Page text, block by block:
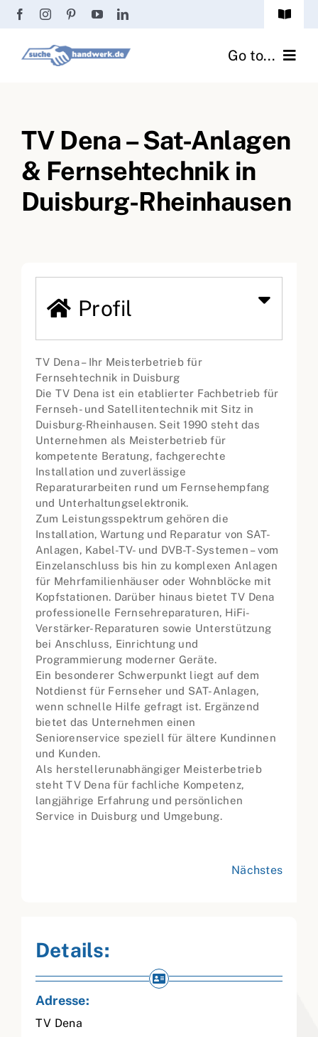
Zum
springen
Toggle
Passwort vergessen? Go to...
Fliesenrechner
Handwerker Ratgeber
TV Dena – Sat-Anlagen
& Fernsehtechnik in
Duisburg-Rheinhausen
Profil
TV Dena – Ihr Meisterbetrieb für
Fernsehtechnik in Duisburg
Die TV Dena ist ein etablierter Fachbetrieb für
Fernseh- und Satellitentechnik mit Sitz in
Duisburg-Rheinhausen. Seit 1990 steht das
Unternehmen als Meisterbetrieb für
kompetente Beratung, fachgerechte
Installation und zuverlässige
Reparaturarbeiten rund um Fernsehempfang
und Unterhaltungselektronik.
Zum Leistungsspektrum gehören die
Installation, Wartung und Reparatur von SAT-
Anlagen, Kabel-TV- und DVB-T-Systemen – vom
Einzelanschluss bis hin zu komplexen Anlagen
für Mehrfamilienhäuser oder Wohnblöcke mit
Kopfstationen. Darüber hinaus bietet TV Dena
professionelle Fernsehreparaturen, HiFi-
Verstärker-Reparaturen sowie Unterstützung
bei Anschluss, Einrichtung und
Programmierung moderner Geräte.
Ein besonderer Schwerpunkt liegt auf dem
Notdienst für Fernseher und SAT-Anlagen,
wenn schnelle Hilfe gefragt ist. Ergänzend
bietet das Unternehmen einen
Seniorenservice speziell für ältere Kundinnen
und Kunden.
Als herstellerunabhängiger Meisterbetrieb
steht TV Dena für fachliche Kompetenz,
langjährige Erfahrung und persönlichen
Service in Duisburg und Umgebung.
Nächstes
Details:
Adresse:
TV Dena